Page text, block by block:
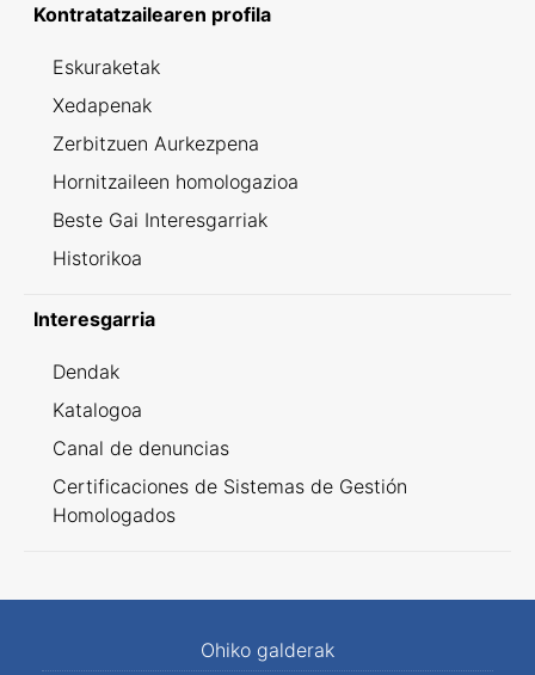
Kontratatzailearen profila
Eskuraketak
Xedapenak
Zerbitzuen Aurkezpena
Hornitzaileen homologazioa
Beste Gai Interesgarriak
Historikoa
Interesgarria
Dendak
Katalogoa
Canal de denuncias
Certificaciones de Sistemas de Gestión
Homologados
Ohiko galderak